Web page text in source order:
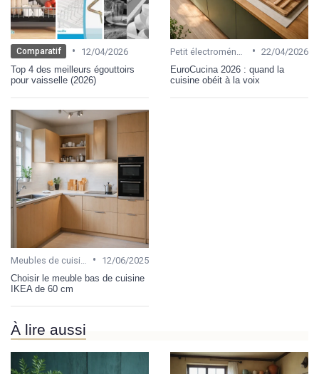
Comparatif •
12/04/2026
Top 4 des meilleurs égouttoirs
pour vaisselle (2026)
• 22/04/2026
EuroCucina 2026 : quand la
cuisine obéit à la voix
•
12/06/2025
Choisir le meuble bas de cuisine
IKEA de 60 cm
À lire aussi